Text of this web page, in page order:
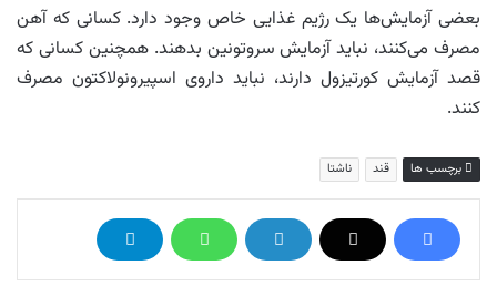
بعضی آزمایش‌ها یک رژیم غذایی خاص وجود دارد. کسانی که آهن
مصرف می‌کنند، نباید آزمایش سروتونین بدهند. همچنین کسانی که
قصد آزمایش کورتیزول دارند، نباید داروی اسپیرونولاکتون مصرف
کنند.
برچسب ها قند ناشتا